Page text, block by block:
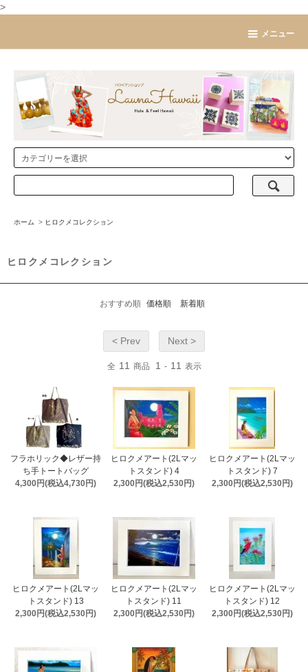
>
メニュー
ホーム > ヒロクメコレクション
ヒロクメコレクション
おすすめ順 価格順 新着順
< Prev Next >
全 11 商品 1 - 11 表示
フラホリック◆レザー持
ち手トートバッグ
4,300円(税込4,730円)
ヒロクメアート(2Lマッ
トスタンド) 4
2,300円(税込2,530円)
ヒロクメアート(2Lマッ
トスタンド) 7
2,300円(税込2,530円)
ヒロクメアート(2Lマッ
トスタンド) 13
2,300円(税込2,530円)
ヒロクメアート(2Lマッ
トスタンド) 11
2,300円(税込2,530円)
ヒロクメアート(2Lマッ
トスタンド) 12
2,300円(税込2,530円)